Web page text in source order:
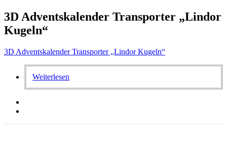
3D Adventskalender Transporter „Lindor
Kugeln“
3D Adventskalender Transporter „Lindor Kugeln“
Weiterlesen